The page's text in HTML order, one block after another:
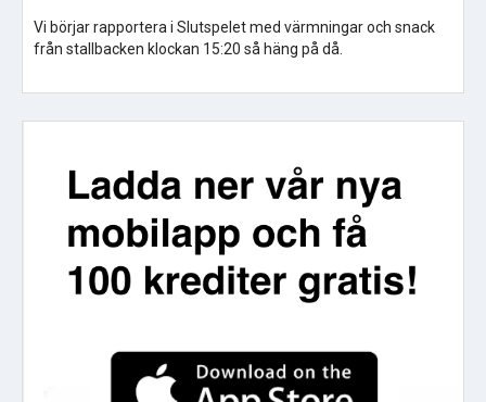
Vi börjar rapportera i Slutspelet med värmningar och snack
från stallbacken klockan 15:20 så häng på då.